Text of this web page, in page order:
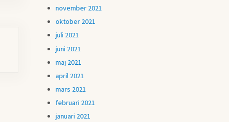
november 2021
oktober 2021
juli 2021
juni 2021
maj 2021
april 2021
mars 2021
februari 2021
januari 2021